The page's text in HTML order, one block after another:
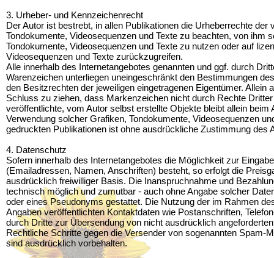
3. Urheber- und Kennzeichenrecht
Der Autor ist bestrebt, in allen Publikationen die Urheberrechte der
Tondokumente, Videosequenzen und Texte zu beachten, von ihm
Tondokumente, Videosequenzen und Texte zu nutzen oder auf
Videosequenzen und Texte zurückzugreifen.
Alle innerhalb des Internetangebotes genannten und ggf. durch
Warenzeichen unterliegen uneingeschränkt den Bestimmungen
den Besitzrechten der jeweiligen eingetragenen Eigentümer. Allein
Schluss zu ziehen, dass Markenzeichen nicht durch Rechte
veröffentlichte, vom Autor selbst erstellte Objekte bleibt allein beim
Verwendung solcher Grafiken, Tondokumente, Videosequenzen
gedruckten Publikationen ist ohne ausdrückliche Zustimmung des
4. Datenschutz
Sofern innerhalb des Internetangebotes die Möglichkeit zur
(Emailadressen, Namen, Anschriften) besteht, so erfolgt die
ausdrücklich freiwilliger Basis. Die Inanspruchnahme und
technisch möglich und zumutbar - auch ohne Angabe solcher
oder eines Pseudonyms gestattet. Die Nutzung der im Rahmen
Angaben veröffentlichten Kontaktdaten wie Postanschriften,
durch Dritte zur Übersendung von nicht ausdrücklich
Rechtliche Schritte gegen die Versender von sogenannten Spam-
sind ausdrücklich vorbehalten.